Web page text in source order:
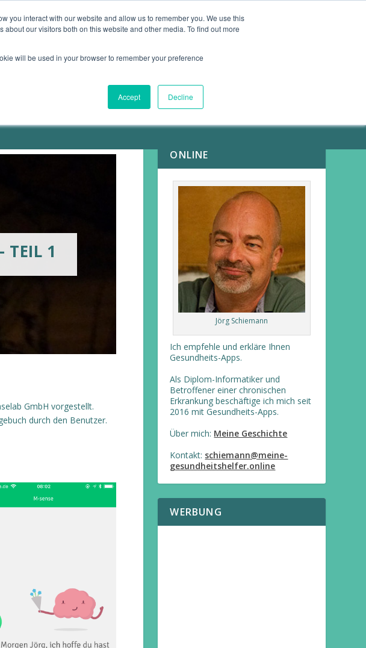
you interact with our website and allow us to remember you. We use this
our visitors both on this website and other media. To find out more
will be used in your browser to remember your preference
Accept Decline
TEIL 1
GmbH vorgestellt.
durch den Benutzer.
ONLINE
Jörg Schiemann
Ich empfehle und erkläre Ihnen
Gesundheits-Apps.
Als Diplom-Informatiker und
Betroffener einer chronischen
Erkrankung beschäftige ich mich seit
2016 mit Gesundheits-Apps.
Über mich: Meine Geschichte
Kontakt: schiemann@meine-
gesundheitshelfer.online
WERBUNG